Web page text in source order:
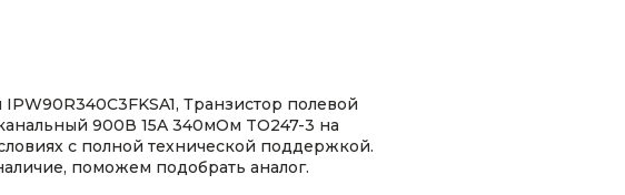
Транзистор полевой
900В 15A 340мОм TO247-3 на
с полной технической поддержкой.
поможем подобрать аналог.